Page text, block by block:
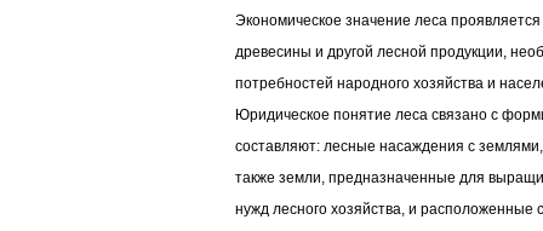
Экономическое значение леса
древесины и другой лесной продукции,
потребностей народного хозяйства и
Юридическое понятие леса связано с
составляют: лесные насаждения с
также земли, предназначенные для
нужд лесного хозяйства, и расположенные